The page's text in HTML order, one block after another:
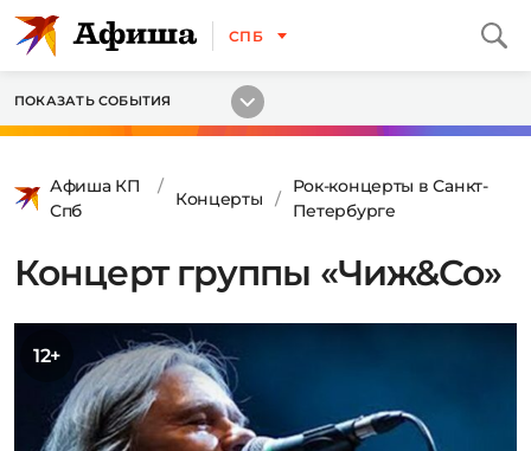
СПБ
ПОКАЗАТЬ СОБЫТИЯ
Афиша КП
Спб
Концерты
Рок-концерты в Санкт-
Петербурге
Концерт группы «Чиж&Со»
12+